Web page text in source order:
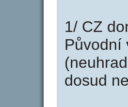
1/ CZ
Původní
dosud